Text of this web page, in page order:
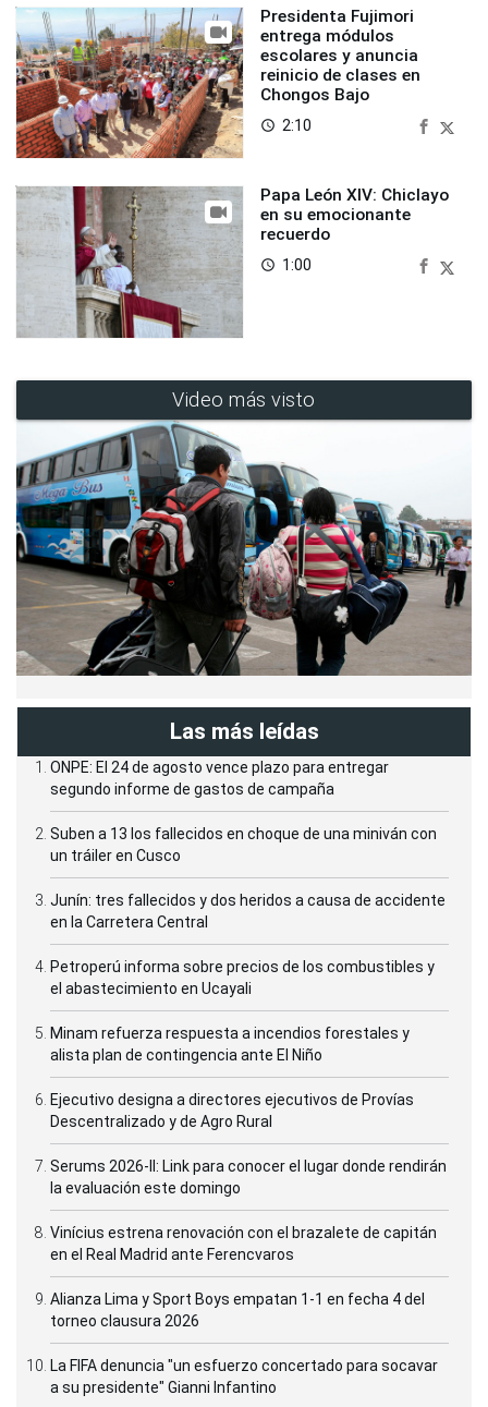
Presidenta Fujimori
entrega módulos
escolares y anuncia
reinicio de clases en
Chongos Bajo
access_time 2:10
Papa León XIV: Chiclayo
en su emocionante
recuerdo
access_time 1:00
Video más visto
Las más leídas
ONPE: El 24 de agosto vence plazo para entregar
segundo informe de gastos de campaña
Suben a 13 los fallecidos en choque de una miniván con
un tráiler en Cusco
Junín: tres fallecidos y dos heridos a causa de accidente
en la Carretera Central
Petroperú informa sobre precios de los combustibles y
el abastecimiento en Ucayali
Minam refuerza respuesta a incendios forestales y
alista plan de contingencia ante El Niño
Ejecutivo designa a directores ejecutivos de Provías
Descentralizado y de Agro Rural
Serums 2026-II: Link para conocer el lugar donde rendirán
la evaluación este domingo
Vinícius estrena renovación con el brazalete de capitán
en el Real Madrid ante Ferencvaros
Alianza Lima y Sport Boys empatan 1-1 en fecha 4 del
torneo clausura 2026
La FIFA denuncia "un esfuerzo concertado para socavar
a su presidente" Gianni Infantino